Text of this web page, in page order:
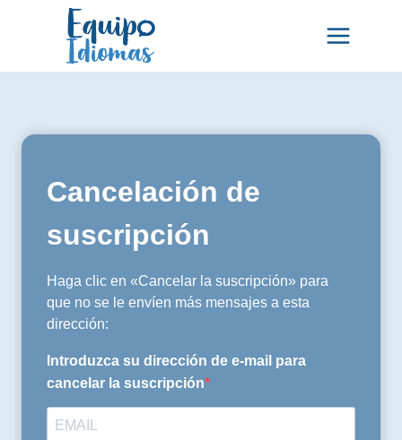
Cancelación de
suscripción
Haga clic en «Cancelar la suscripción» para
que no se le envíen más mensajes a esta
dirección:
Introduzca su dirección de e-mail para
cancelar la suscripción